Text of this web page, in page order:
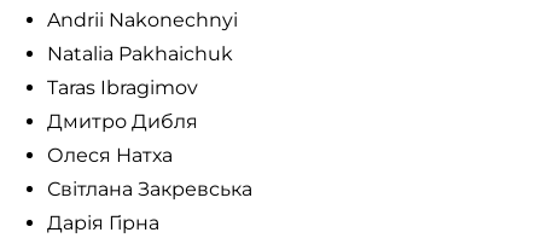
Andrii Nakonechnyi
Natalia Pakhaichuk
Taras Ibragimov
Дмитро Дибля
Олеся Натха
Світлана Закревська
Дарія Гірна